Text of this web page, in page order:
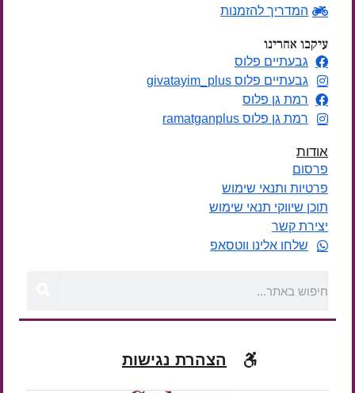
המדריך להזמנות
עיקבו אחרינו
גבעתיים פלוס
גבעתיים פלוס givatayim_plus
רמת גן פלוס
רמת גן פלוס ramatganplus
אודות
פרסום
פרטיות ותנאי שימוש
תוכן שיווקי תנאי שימוש
יצירת קשר
שלחו אלינו ווטסאפ
הצהרת נגישות